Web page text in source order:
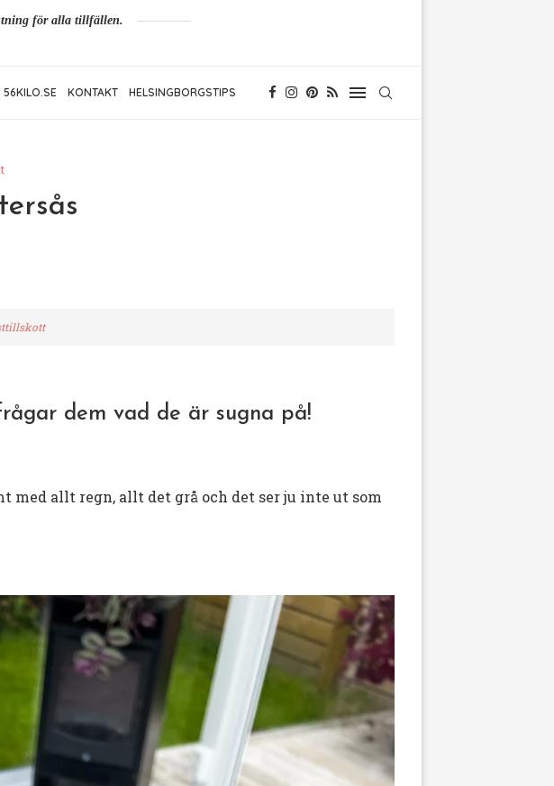
för alla tillfällen.
56KILO.SE KONTAKT HELSINGBORGSTIPS
dem vad de är sugna på!
med allt regn, allt det grå och det ser ju inte ut som